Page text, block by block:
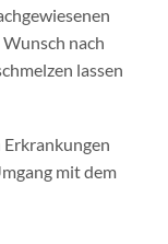
nach
lassen
mit dem